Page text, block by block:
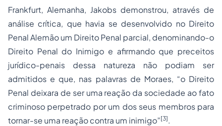
Frankfurt, Alemanha, Jakobs demonstrou, através de
análise crítica, que havia se desenvolvido no Direito
Penal Alemão um Direito Penal parcial, denominando-o
Direito Penal do Inimigo e afirmando que preceitos
jurídico-penais dessa natureza não podiam ser
admitidos e que, nas palavras de Moraes, “o Direito
Penal deixara de ser uma reação da sociedade ao fato
criminoso perpetrado por um dos seus membros para
tornar-se uma reação contra um inimigo”[3].